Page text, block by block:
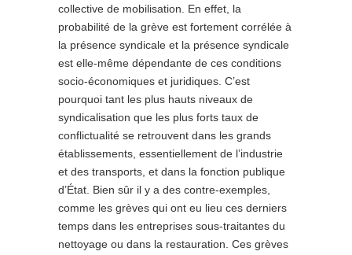
collective de mobilisation. En effet, la
probabilité de la grève est fortement corrélée à
la présence syndicale et la présence syndicale
est elle-même dépendante de ces conditions
socio-économiques et juridiques. C’est
pourquoi tant les plus hauts niveaux de
syndicalisation que les plus forts taux de
conflictualité se retrouvent dans les grands
établissements, essentiellement de l’industrie
et des transports, et dans la fonction publique
d’État. Bien sûr il y a des contre-exemples,
comme les grèves qui ont eu lieu ces derniers
temps dans les entreprises sous-traitantes du
nettoyage ou dans la restauration. Ces grèves